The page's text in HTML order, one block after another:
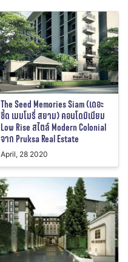
The Seed Memories Siam (เดอะ
ซี้ด เมมโมรี่ สยาม) คอนโดมิเนียม
Low Rise สไตล์ Modern Colonial
จาก Pruksa Real Estate
April, 28 2020